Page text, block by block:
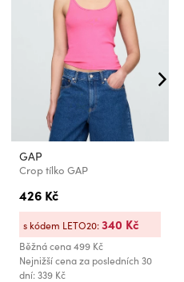
GAP
Crop tílko GAP
426 Kč
Běžná cena499 Kč
Nejnižší cena za posledních 30
dní: 339 Kč
s kódem LETO20:340 Kč